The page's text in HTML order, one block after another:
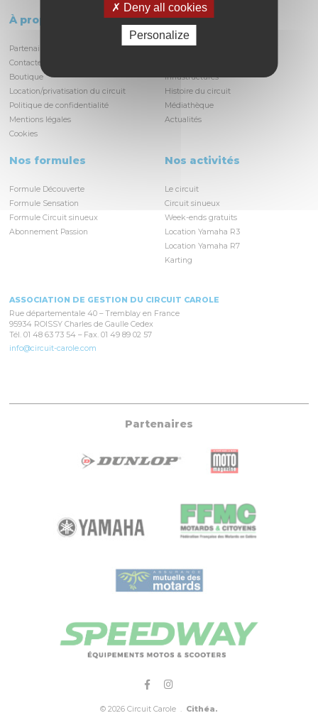
À propos
Partenaires et locataires
Contactez-nous
Boutique
Location/privatisation du circuit
Politique de confidentialité
Mentions légales
Cookies
Le circuit
Informations pratiques
Infrastructures
Histoire du circuit
Médiathèque
Actualités
Nos formules
Formule Découverte
Formule Sensation
Formule Circuit sinueux
Abonnement Passion
Nos activités
Le circuit
Circuit sinueux
Week-ends gratuits
Location Yamaha R3
Location Yamaha R7
Karting
ASSOCIATION DE GESTION DU CIRCUIT CAROLE
Rue départementale 40 – Tremblay en France
95934 ROISSY Charles de Gaulle Cedex
Tél. 01 48 63 73 54 – Fax. 01 49 89 02 57
info@circuit-carole.com
Partenaires
© 2026 Circuit Carole . Cithéa.
Deny all cookies
Personalize